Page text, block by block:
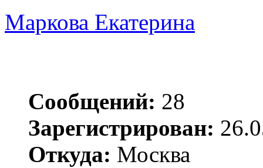
Маркова Екатерина
Сообщений: 28
Зарегистрирован:
Откуда: Москва